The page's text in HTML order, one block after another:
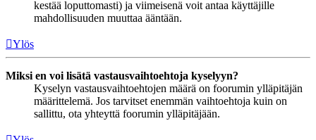
kestää loputtomasti) ja viimeisenä voit antaa käyttäjille
mahdollisuuden muuttaa ääntään.
Ylös
Miksi en voi lisätä vastausvaihtoehtoja kyselyyn?
Kyselyn vastausvaihtoehtojen määrä on foorumin ylläpitäjän
määrittelemä. Jos tarvitset enemmän vaihtoehtoja kuin on
sallittu, ota yhteyttä foorumin ylläpitäjään.